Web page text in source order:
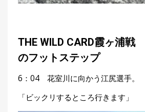
THE WILD CARD霞ヶ浦
のフットステップ
6：04 花室川に向かう江尻選手。
「ビックリするところ行きます」